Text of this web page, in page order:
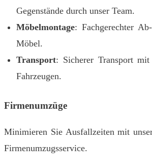
Gegenstände durch unser Team.
Möbelmontage: Fachgerechter
Möbel.
Transport: Sicherer Transport mit
Fahrzeugen.
Firmenumzüge
Minimieren Sie Ausfallzeiten mit
Firmenumzugsservice.